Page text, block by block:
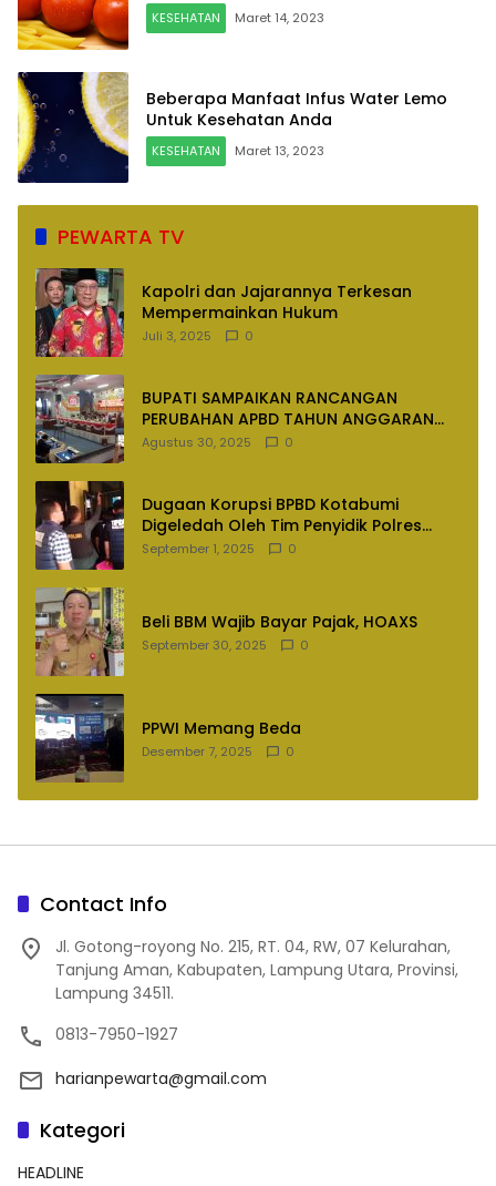
KESEHATAN Maret 14, 2023
Beberapa Manfaat Infus Water Lemo
Untuk Kesehatan Anda
KESEHATAN Maret 13, 2023
PEWARTA TV
Kapolri dan Jajarannya Terkesan
Mempermainkan Hukum
Juli 3, 2025 0
BUPATI SAMPAIKAN RANCANGAN
PERUBAHAN APBD TAHUN ANGGARAN
2025
Agustus 30, 2025 0
Dugaan Korupsi BPBD Kotabumi
Digeledah Oleh Tim Penyidik Polres
Lampung Utara
September 1, 2025 0
Beli BBM Wajib Bayar Pajak, HOAXS
September 30, 2025 0
PPWI Memang Beda
Desember 7, 2025 0
Contact Info
Jl. Gotong-royong No. 215, RT. 04, RW, 07 Kelurahan,
Tanjung Aman, Kabupaten, Lampung Utara, Provinsi,
Lampung 34511.
0813-7950-1927
harianpewarta@gmail.com
Kategori
HEADLINE